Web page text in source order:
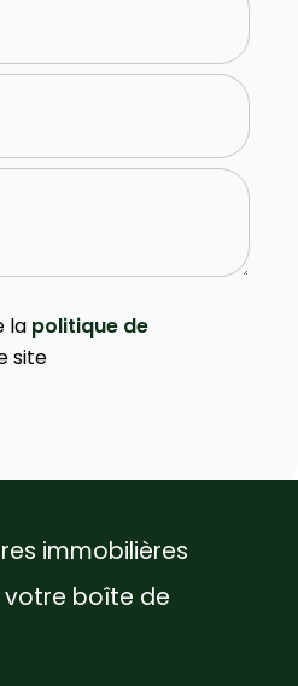
la politique de
site
immobilières
votre boîte de